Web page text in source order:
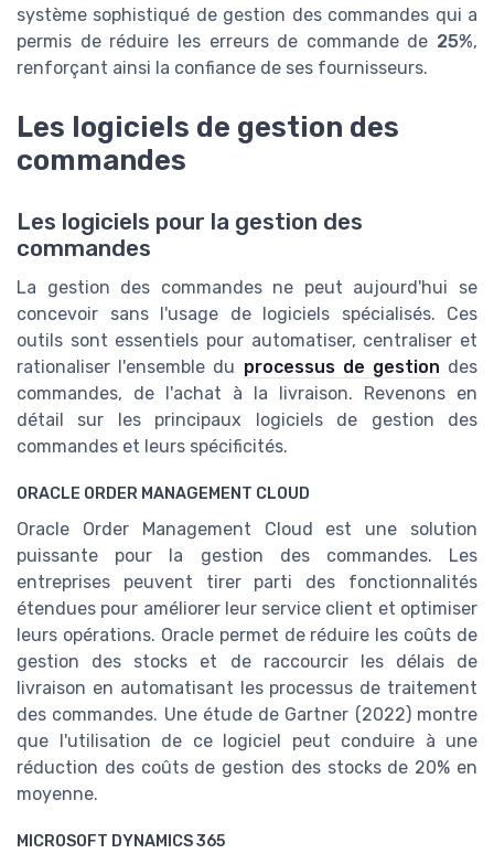
système sophistiqué de gestion des commandes qui a
permis de réduire les erreurs de commande de 25%,
renforçant ainsi la confiance de ses fournisseurs.
Les logiciels de gestion des
commandes
Les logiciels pour la gestion des
commandes
La gestion des commandes ne peut aujourd'hui se
concevoir sans l'usage de logiciels spécialisés. Ces
outils sont essentiels pour automatiser, centraliser et
rationaliser l'ensemble du processus de gestion des
commandes, de l'achat à la livraison. Revenons en
détail sur les principaux logiciels de gestion des
commandes et leurs spécificités.
ORACLE ORDER MANAGEMENT CLOUD
Oracle Order Management Cloud est une solution
puissante pour la gestion des commandes. Les
entreprises peuvent tirer parti des fonctionnalités
étendues pour améliorer leur service client et optimiser
leurs opérations. Oracle permet de réduire les coûts de
gestion des stocks et de raccourcir les délais de
livraison en automatisant les processus de traitement
des commandes. Une étude de Gartner (2022) montre
que l'utilisation de ce logiciel peut conduire à une
réduction des coûts de gestion des stocks de 20% en
moyenne.
MICROSOFT DYNAMICS 365